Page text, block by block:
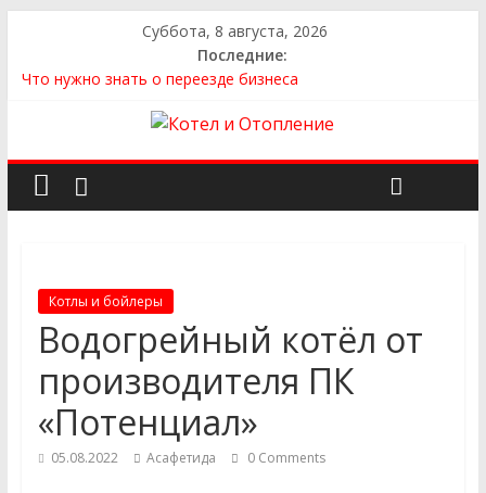
Суббота, 8 августа, 2026
Последние:
Что нужно знать о переезде бизнеса
Как выбрать сантехнику и отопление для дома в
Как найти идеальный каркасный дом для жизни за городом
и не ошибиться в выборе
Котлы и бойлеры
Водогрейный котёл от
производителя ПК
«Потенциал»
05.08.2022 Асафетида 0 Comments